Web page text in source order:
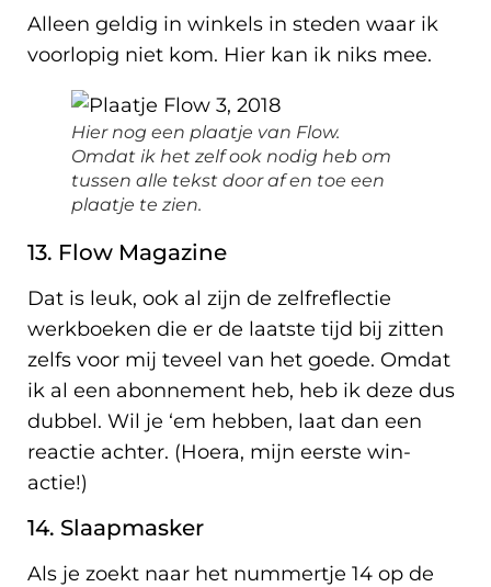
Alleen geldig in winkels in steden waar ik
voorlopig niet kom. Hier kan ik niks mee.
Hier nog een plaatje van Flow.
Omdat ik het zelf ook nodig heb om
tussen alle tekst door af en toe een
plaatje te zien.
13. Flow Magazine
Dat is leuk, ook al zijn de zelfreflectie
werkboeken die er de laatste tijd bij zitten
zelfs voor mij teveel van het goede. Omdat
ik al een abonnement heb, heb ik deze dus
dubbel. Wil je ‘em hebben, laat dan een
reactie achter. (Hoera, mijn eerste win-
actie!)
14. Slaapmasker
Als je zoekt naar het nummertje 14 op de